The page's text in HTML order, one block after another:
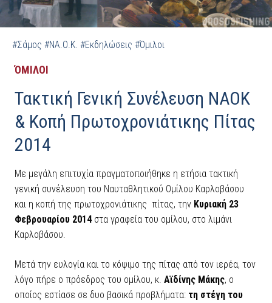
#Σάμος #ΝΑ.Ο.Κ. #Εκδηλώσεις #Όμιλοι
ΌΜΙΛΟΙ
Τακτική Γενική Συνέλευση ΝΑΟΚ
& Κοπή Πρωτοχρονιάτικης Πίτας
2014
Με μεγάλη επιτυχία πραγματοποιήθηκε η ετήσια τακτική
γενική συνέλευση του Ναυταθλητικού Ομίλου Καρλοβάσου
και η κοπή της πρωτοχρονιάτικης πίτας, την Κυριακή 23
Φεβρουαρίου 2014 στα γραφεία του ομίλου, στο λιμάνι
Καρλοβάσου.
Μετά την ευλογία και το κόψιμο της πίτας από τον ιερέα, τον
λόγο πήρε ο πρόεδρος του ομίλου, κ. Αϊδίνης Μάκης, ο
οποίος εστίασε σε δυο βασικά προβλήματα: τη στέγη του